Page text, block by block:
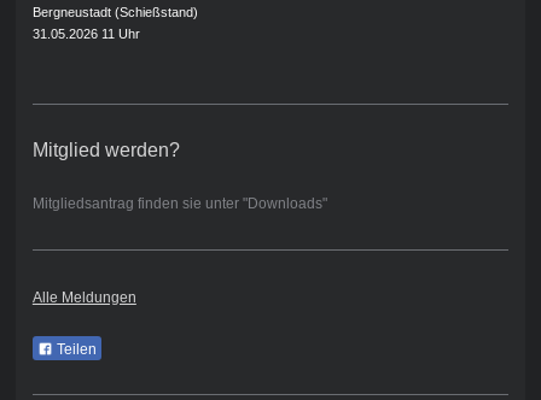
Bergneustadt (Schießstand)
31.05.2026 11 Uhr
Mitglied werden?
Mitgliedsantrag finden sie unter "Downloads"
Alle Meldungen
Teilen